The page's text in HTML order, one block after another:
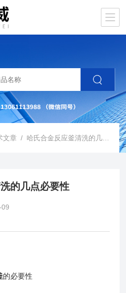
文章 / 哈氏合金反应釜清洗的几点必要性
的几点必要性
的必要性